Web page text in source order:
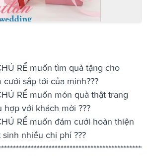
RỂ muốn tìm quà tặng cho
sắp tới của mình???
RỂ muốn món quà thật trang
hợp với khách mời ???
RỂ muốn đám cưới hoàn thiện
nhiều chi phí ???